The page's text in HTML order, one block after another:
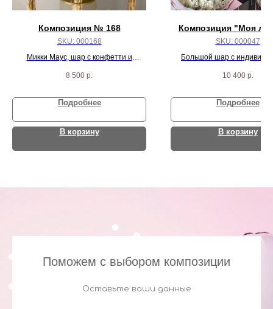
Композиция № 168
SKU: 000168
Микки Маус, шар с конфетти и
пастель шаров
8 500 р.
Подробнее
В корзину
Композиция "Моя
SKU: 000047
Большой шар с
шаров и 3 агат шара
10 400 р.
Подробнее
В корзину
Поможем с выбором композиции
Оставьте ваши данные